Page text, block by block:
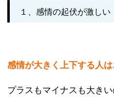
１、感情の起伏が激しい
感情が大きく上下する人
プラスもマイナスも大き